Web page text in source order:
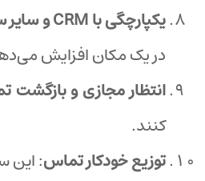
یکپارچگی با
و
در یک مکان افزایش
انتظار مجازی و بازگشت
کنند.
توزیع خودکار تماس: این